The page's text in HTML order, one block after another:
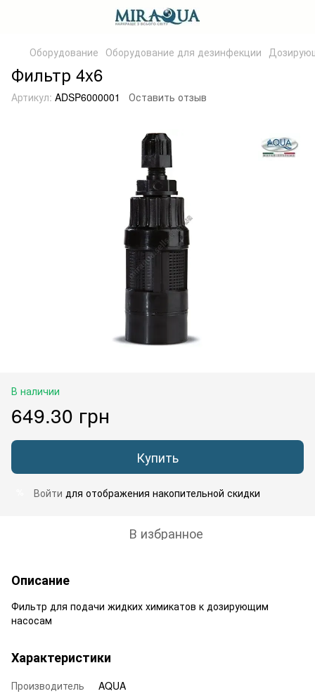
Оборудование Оборудование для дезинфекции
Фильтр 4x6
Артикул: ADSP6000001 Оставить отзыв
В наличии
649.30 грн
Купить
Войти для отображения накопительной скидки
В избранное
Описание
Фильтр для подачи жидких химикатов к дозирующим
насосам
Характеристики
Производитель
AQUA